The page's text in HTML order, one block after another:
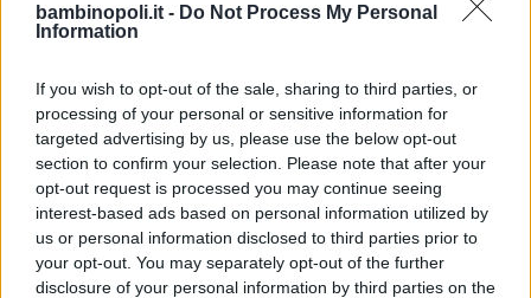
bambinopoli.it - Do Not Process My Personal
Information
If you wish to opt-out of the sale, sharing to third parties, or
processing of your personal or sensitive information for
targeted advertising by us, please use the below opt-out
section to confirm your selection. Please note that after your
opt-out request is processed you may continue seeing
interest-based ads based on personal information utilized by
us or personal information disclosed to third parties prior to
your opt-out. You may separately opt-out of the further
disclosure of your personal information by third parties on the
Cerca altre strutture